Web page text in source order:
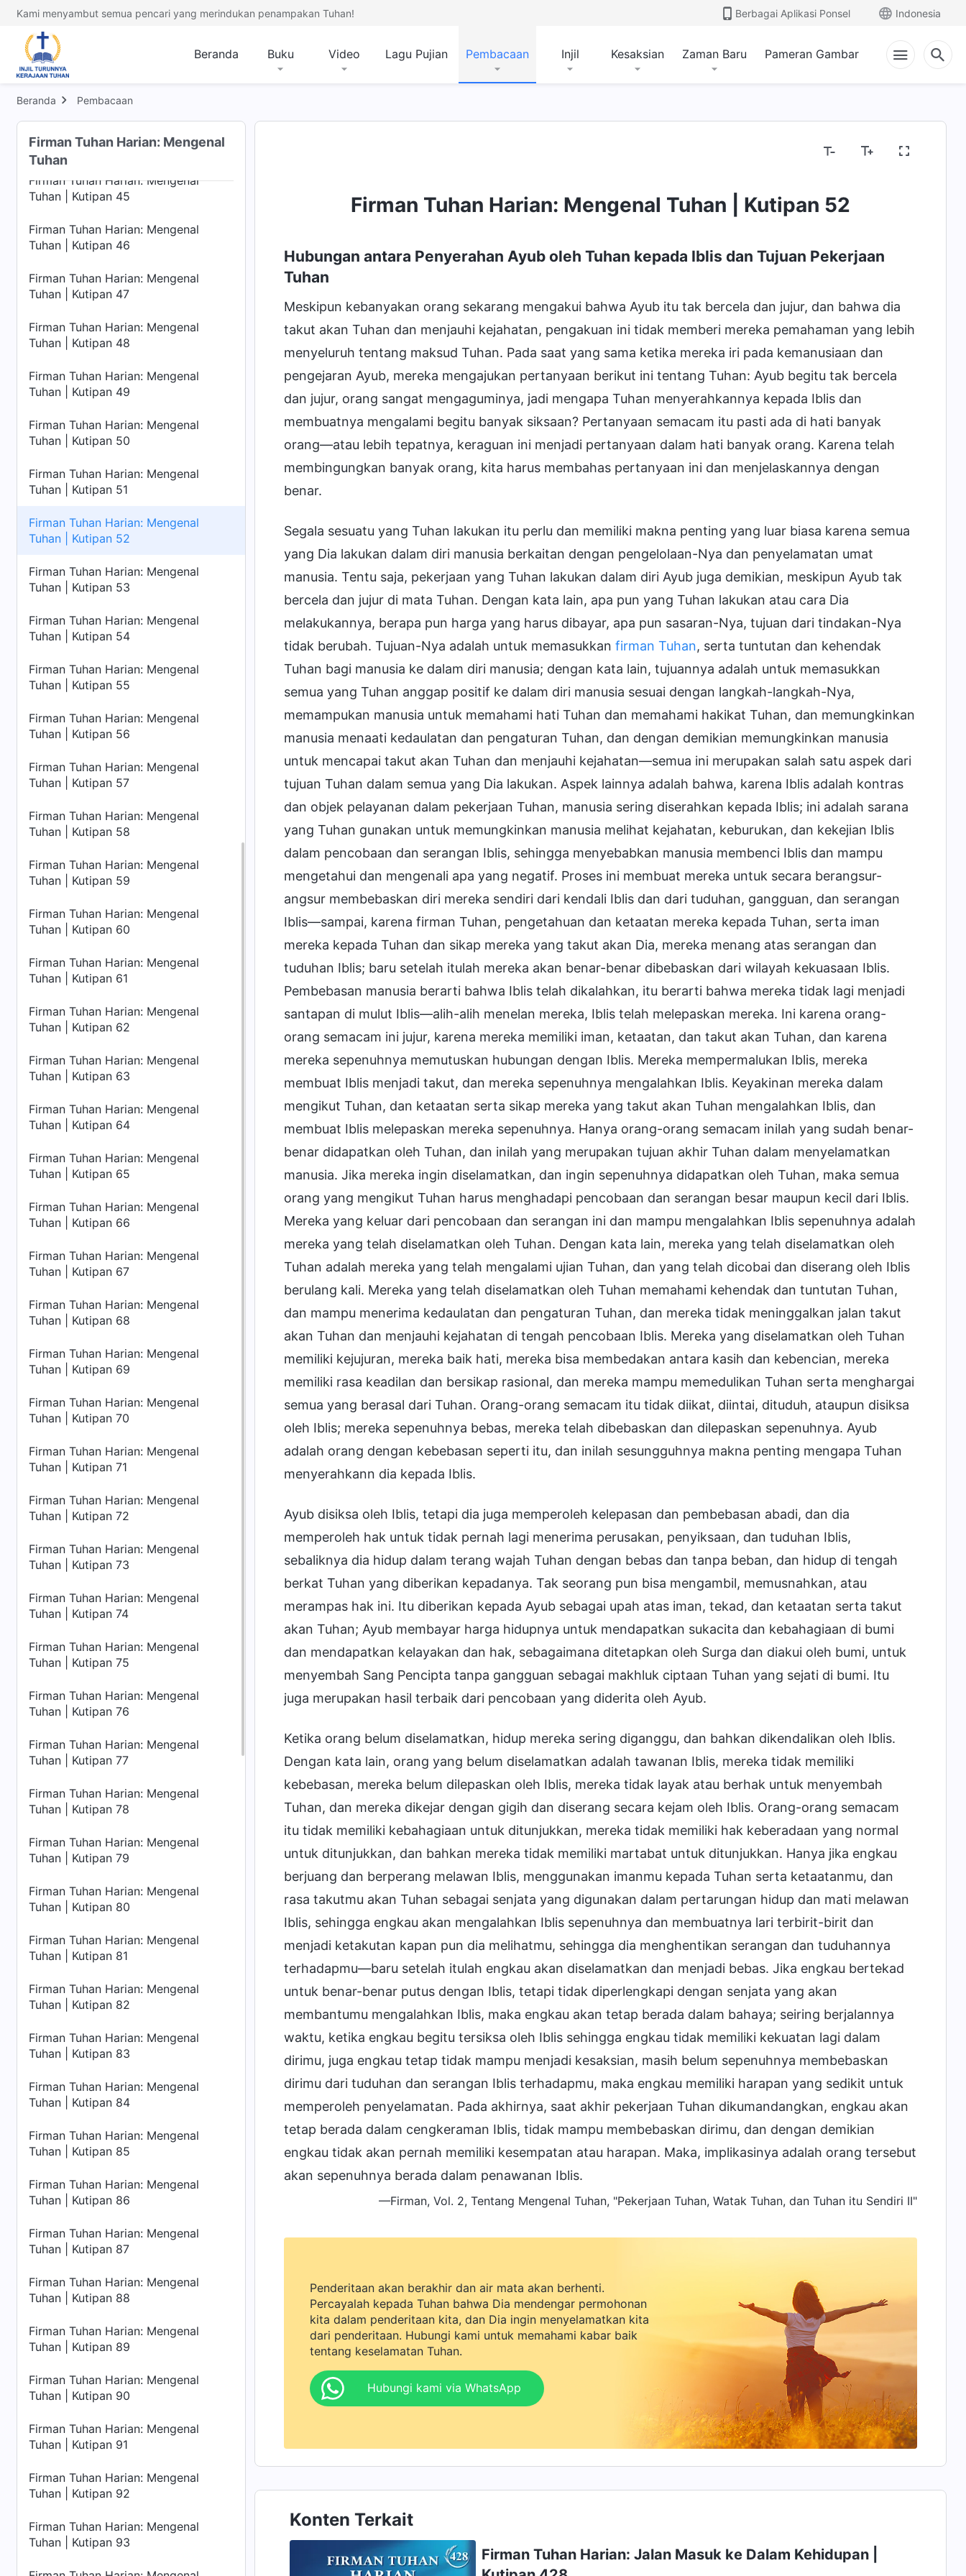
Kami menyambut semua pencari yang merindukan penampakan Tuhan! Berbagai Aplikasi Ponsel Indonesia
Beranda Buku Video Lagu Pujian Pembacaan Injil Kesaksian Zaman Baru Pameran Gambar
Beranda Pembacaan
Firman Tuhan Harian: Mengenal
Tuhan
Firman Tuhan Harian: Mengenal
Tuhan | Kutipan 42
Tuhan | Kutipan 43
Tuhan | Kutipan 44
Firman Tuhan Harian: Mengenal
Tuhan | Kutipan 45
Firman Tuhan Harian: Mengenal
Tuhan | Kutipan 46
Firman Tuhan Harian: Mengenal
Tuhan | Kutipan 47
Firman Tuhan Harian: Mengenal
Tuhan | Kutipan 48
Firman Tuhan Harian: Mengenal
Tuhan | Kutipan 49
Firman Tuhan Harian: Mengenal
Tuhan | Kutipan 50
Firman Tuhan Harian: Mengenal
Tuhan | Kutipan 51
Firman Tuhan Harian: Mengenal
Tuhan | Kutipan 52
Firman Tuhan Harian: Mengenal
Tuhan | Kutipan 53
Firman Tuhan Harian: Mengenal
Tuhan | Kutipan 54
Firman Tuhan Harian: Mengenal
Tuhan | Kutipan 55
Firman Tuhan Harian: Mengenal
Tuhan | Kutipan 56
Firman Tuhan Harian: Mengenal
Tuhan | Kutipan 57
Firman Tuhan Harian: Mengenal
Tuhan | Kutipan 58
Firman Tuhan Harian: Mengenal
Tuhan | Kutipan 59
Firman Tuhan Harian: Mengenal
Tuhan | Kutipan 60
Firman Tuhan Harian: Mengenal
Tuhan | Kutipan 61
Firman Tuhan Harian: Mengenal
Tuhan | Kutipan 62
Firman Tuhan Harian: Mengenal
Tuhan | Kutipan 63
Firman Tuhan Harian: Mengenal
Tuhan | Kutipan 64
Firman Tuhan Harian: Mengenal
Tuhan | Kutipan 65
Firman Tuhan Harian: Mengenal
Tuhan | Kutipan 66
Firman Tuhan Harian: Mengenal
Tuhan | Kutipan 67
Firman Tuhan Harian: Mengenal
Tuhan | Kutipan 68
Firman Tuhan Harian: Mengenal
Tuhan | Kutipan 69
Firman Tuhan Harian: Mengenal
Tuhan | Kutipan 70
Firman Tuhan Harian: Mengenal
Tuhan | Kutipan 71
Firman Tuhan Harian: Mengenal
Tuhan | Kutipan 72
Firman Tuhan Harian: Mengenal
Tuhan | Kutipan 73
Firman Tuhan Harian: Mengenal
Tuhan | Kutipan 74
Firman Tuhan Harian: Mengenal
Tuhan | Kutipan 75
Firman Tuhan Harian: Mengenal
Tuhan | Kutipan 76
Firman Tuhan Harian: Mengenal
Tuhan | Kutipan 77
Firman Tuhan Harian: Mengenal
Tuhan | Kutipan 78
Firman Tuhan Harian: Mengenal
Tuhan | Kutipan 79
Firman Tuhan Harian: Mengenal
Tuhan | Kutipan 80
Firman Tuhan Harian: Mengenal
Tuhan | Kutipan 81
Firman Tuhan Harian: Mengenal
Tuhan | Kutipan 82
Firman Tuhan Harian: Mengenal
Tuhan | Kutipan 83
Firman Tuhan Harian: Mengenal
Tuhan | Kutipan 84
Firman Tuhan Harian: Mengenal
Tuhan | Kutipan 85
Firman Tuhan Harian: Mengenal
Tuhan | Kutipan 86
Firman Tuhan Harian: Mengenal
Tuhan | Kutipan 87
Firman Tuhan Harian: Mengenal
Tuhan | Kutipan 88
Firman Tuhan Harian: Mengenal
Tuhan | Kutipan 89
Firman Tuhan Harian: Mengenal
Tuhan | Kutipan 90
Firman Tuhan Harian: Mengenal
Tuhan | Kutipan 91
Firman Tuhan Harian: Mengenal
Tuhan | Kutipan 92
Firman Tuhan Harian: Mengenal
Tuhan | Kutipan 93
Firman Tuhan Harian: Mengenal Tuhan | Kutipan 52
Hubungan antara Penyerahan Ayub oleh Tuhan kepada Iblis dan Tujuan Pekerjaan
Tuhan
Meskipun kebanyakan orang sekarang mengakui bahwa Ayub itu tak bercela dan jujur, dan bahwa dia
takut akan Tuhan dan menjauhi kejahatan, pengakuan ini tidak memberi mereka pemahaman yang lebih
menyeluruh tentang maksud Tuhan. Pada saat yang sama ketika mereka iri pada kemanusiaan dan
pengejaran Ayub, mereka mengajukan pertanyaan berikut ini tentang Tuhan: Ayub begitu tak bercela
dan jujur, orang sangat mengaguminya, jadi mengapa Tuhan menyerahkannya kepada Iblis dan
membuatnya mengalami begitu banyak siksaan? Pertanyaan semacam itu pasti ada di hati banyak
orang—atau lebih tepatnya, keraguan ini menjadi pertanyaan dalam hati banyak orang. Karena telah
membingungkan banyak orang, kita harus membahas pertanyaan ini dan menjelaskannya dengan
benar.
Segala sesuatu yang Tuhan lakukan itu perlu dan memiliki makna penting yang luar biasa karena semua
yang Dia lakukan dalam diri manusia berkaitan dengan pengelolaan-Nya dan penyelamatan umat
manusia. Tentu saja, pekerjaan yang Tuhan lakukan dalam diri Ayub juga demikian, meskipun Ayub tak
bercela dan jujur di mata Tuhan. Dengan kata lain, apa pun yang Tuhan lakukan atau cara Dia
melakukannya, berapa pun harga yang harus dibayar, apa pun sasaran-Nya, tujuan dari tindakan-Nya
tidak berubah. Tujuan-Nya adalah untuk memasukkan firman Tuhan, serta tuntutan dan kehendak
Tuhan bagi manusia ke dalam diri manusia; dengan kata lain, tujuannya adalah untuk memasukkan
semua yang Tuhan anggap positif ke dalam diri manusia sesuai dengan langkah-langkah-Nya,
memampukan manusia untuk memahami hati Tuhan dan memahami hakikat Tuhan, dan memungkinkan
manusia menaati kedaulatan dan pengaturan Tuhan, dan dengan demikian memungkinkan manusia
untuk mencapai takut akan Tuhan dan menjauhi kejahatan—semua ini merupakan salah satu aspek dari
tujuan Tuhan dalam semua yang Dia lakukan. Aspek lainnya adalah bahwa, karena Iblis adalah kontras
dan objek pelayanan dalam pekerjaan Tuhan, manusia sering diserahkan kepada Iblis; ini adalah sarana
yang Tuhan gunakan untuk memungkinkan manusia melihat kejahatan, keburukan, dan kekejian Iblis
dalam pencobaan dan serangan Iblis, sehingga menyebabkan manusia membenci Iblis dan mampu
mengetahui dan mengenali apa yang negatif. Proses ini membuat mereka untuk secara berangsur-
angsur membebaskan diri mereka sendiri dari kendali Iblis dan dari tuduhan, gangguan, dan serangan
Iblis—sampai, karena firman Tuhan, pengetahuan dan ketaatan mereka kepada Tuhan, serta iman
mereka kepada Tuhan dan sikap mereka yang takut akan Dia, mereka menang atas serangan dan
tuduhan Iblis; baru setelah itulah mereka akan benar-benar dibebaskan dari wilayah kekuasaan Iblis.
Pembebasan manusia berarti bahwa Iblis telah dikalahkan, itu berarti bahwa mereka tidak lagi menjadi
santapan di mulut Iblis—alih-alih menelan mereka, Iblis telah melepaskan mereka. Ini karena orang-
orang semacam ini jujur, karena mereka memiliki iman, ketaatan, dan takut akan Tuhan, dan karena
mereka sepenuhnya memutuskan hubungan dengan Iblis. Mereka mempermalukan Iblis, mereka
membuat Iblis menjadi takut, dan mereka sepenuhnya mengalahkan Iblis. Keyakinan mereka dalam
mengikut Tuhan, dan ketaatan serta sikap mereka yang takut akan Tuhan mengalahkan Iblis, dan
membuat Iblis melepaskan mereka sepenuhnya. Hanya orang-orang semacam inilah yang sudah benar-
benar didapatkan oleh Tuhan, dan inilah yang merupakan tujuan akhir Tuhan dalam menyelamatkan
manusia. Jika mereka ingin diselamatkan, dan ingin sepenuhnya didapatkan oleh Tuhan, maka semua
orang yang mengikut Tuhan harus menghadapi pencobaan dan serangan besar maupun kecil dari Iblis.
Mereka yang keluar dari pencobaan dan serangan ini dan mampu mengalahkan Iblis sepenuhnya adalah
mereka yang telah diselamatkan oleh Tuhan. Dengan kata lain, mereka yang telah diselamatkan oleh
Tuhan adalah mereka yang telah mengalami ujian Tuhan, dan yang telah dicobai dan diserang oleh Iblis
berulang kali. Mereka yang telah diselamatkan oleh Tuhan memahami kehendak dan tuntutan Tuhan,
dan mampu menerima kedaulatan dan pengaturan Tuhan, dan mereka tidak meninggalkan jalan takut
akan Tuhan dan menjauhi kejahatan di tengah pencobaan Iblis. Mereka yang diselamatkan oleh Tuhan
memiliki kejujuran, mereka baik hati, mereka bisa membedakan antara kasih dan kebencian, mereka
memiliki rasa keadilan dan bersikap rasional, dan mereka mampu memedulikan Tuhan serta menghargai
semua yang berasal dari Tuhan. Orang-orang semacam itu tidak diikat, diintai, dituduh, ataupun disiksa
oleh Iblis; mereka sepenuhnya bebas, mereka telah dibebaskan dan dilepaskan sepenuhnya. Ayub
adalah orang dengan kebebasan seperti itu, dan inilah sesungguhnya makna penting mengapa Tuhan
menyerahkann dia kepada Iblis.
Ayub disiksa oleh Iblis, tetapi dia juga memperoleh kelepasan dan pembebasan abadi, dan dia
memperoleh hak untuk tidak pernah lagi menerima perusakan, penyiksaan, dan tuduhan Iblis,
sebaliknya dia hidup dalam terang wajah Tuhan dengan bebas dan tanpa beban, dan hidup di tengah
berkat Tuhan yang diberikan kepadanya. Tak seorang pun bisa mengambil, memusnahkan, atau
merampas hak ini. Itu diberikan kepada Ayub sebagai upah atas iman, tekad, dan ketaatan serta takut
akan Tuhan; Ayub membayar harga hidupnya untuk mendapatkan sukacita dan kebahagiaan di bumi
dan mendapatkan kelayakan dan hak, sebagaimana ditetapkan oleh Surga dan diakui oleh bumi, untuk
menyembah Sang Pencipta tanpa gangguan sebagai makhluk ciptaan Tuhan yang sejati di bumi. Itu
juga merupakan hasil terbaik dari pencobaan yang diderita oleh Ayub.
Ketika orang belum diselamatkan, hidup mereka sering diganggu, dan bahkan dikendalikan oleh Iblis.
Dengan kata lain, orang yang belum diselamatkan adalah tawanan Iblis, mereka tidak memiliki
kebebasan, mereka belum dilepaskan oleh Iblis, mereka tidak layak atau berhak untuk menyembah
Tuhan, dan mereka dikejar dengan gigih dan diserang secara kejam oleh Iblis. Orang-orang semacam
itu tidak memiliki kebahagiaan untuk ditunjukkan, mereka tidak memiliki hak keberadaan yang normal
untuk ditunjukkan, dan bahkan mereka tidak memiliki martabat untuk ditunjukkan. Hanya jika engkau
berjuang dan berperang melawan Iblis, menggunakan imanmu kepada Tuhan serta ketaatanmu, dan
rasa takutmu akan Tuhan sebagai senjata yang digunakan dalam pertarungan hidup dan mati melawan
Iblis, sehingga engkau akan mengalahkan Iblis sepenuhnya dan membuatnya lari terbirit-birit dan
menjadi ketakutan kapan pun dia melihatmu, sehingga dia menghentikan serangan dan tuduhannya
terhadapmu—baru setelah itulah engkau akan diselamatkan dan menjadi bebas. Jika engkau bertekad
untuk benar-benar putus dengan Iblis, tetapi tidak diperlengkapi dengan senjata yang akan
membantumu mengalahkan Iblis, maka engkau akan tetap berada dalam bahaya; seiring berjalannya
waktu, ketika engkau begitu tersiksa oleh Iblis sehingga engkau tidak memiliki kekuatan lagi dalam
dirimu, juga engkau tetap tidak mampu menjadi kesaksian, masih belum sepenuhnya membebaskan
dirimu dari tuduhan dan serangan Iblis terhadapmu, maka engkau memiliki harapan yang sedikit untuk
memperoleh penyelamatan. Pada akhirnya, saat akhir pekerjaan Tuhan dikumandangkan, engkau akan
tetap berada dalam cengkeraman Iblis, tidak mampu membebaskan dirimu, dan dengan demikian
engkau tidak akan pernah memiliki kesempatan atau harapan. Maka, implikasinya adalah orang tersebut
akan sepenuhnya berada dalam penawanan Iblis.
—Firman, Vol. 2, Tentang Mengenal Tuhan, "Pekerjaan Tuhan, Watak Tuhan, dan Tuhan itu Sendiri II"
Penderitaan akan berakhir dan air mata akan berhenti.
Percayalah kepada Tuhan bahwa Dia mendengar permohonan
kita dalam penderitaan kita, dan Dia ingin menyelamatkan kita
dari penderitaan. Hubungi kami untuk memahami kabar baik
tentang keselamatan Tuhan.
Hubungi kami via WhatsApp
Konten Terkait
Firman Tuhan Harian: Jalan Masuk ke Dalam Kehidupan |